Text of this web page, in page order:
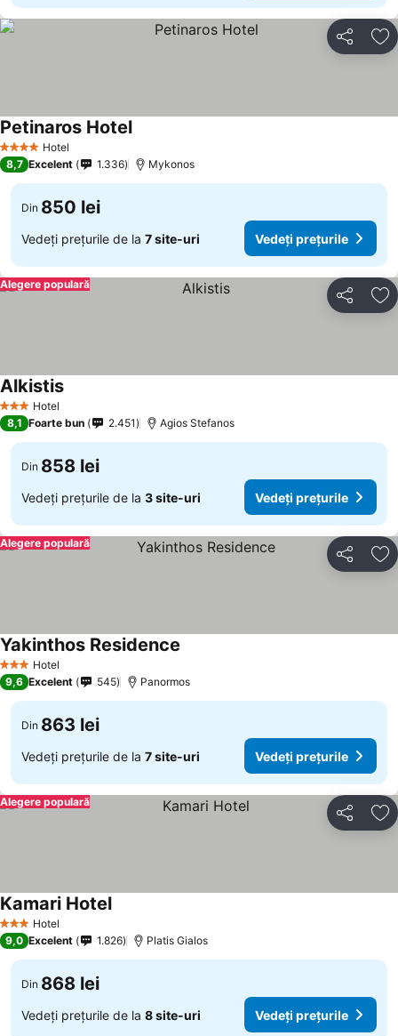
Distribuiți
4 Stele Hotel
Petinaros Hotel
8,7 Excelent 1.336 Mykonos
Din 850 lei
Vedeți prețurile de la 7 site-uri Vedeți prețurile
Distribuiți
Alegere populară
3 SteleHotel
Alkistis
8,1 Foarte bun 2.451 Agios Stefanos
Din 858 lei
Vedeți prețurile de la 3 site-uri Vedeți prețurile
Distribuiți
Alegere populară
3 SteleHotel
Yakinthos Residence
9,6 Excelent 545 Panormos
Din 863 lei
Vedeți prețurile de la 7 site-uri Vedeți prețurile
Distribuiți
Alegere populară
3 SteleHotel
Kamari Hotel
9,0 Excelent 1.826 Platis Gialos
Din 868 lei
Vedeți prețurile de la 8 site-uri Vedeți prețurile